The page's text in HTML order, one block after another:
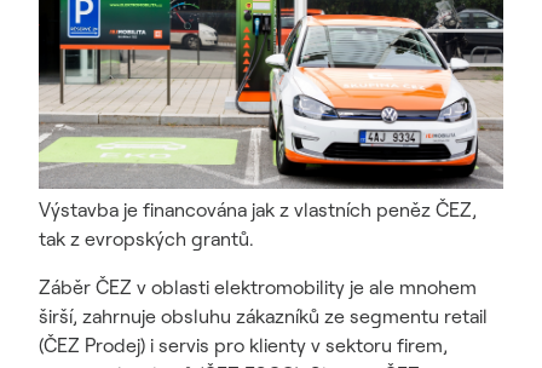
Výstavba je financována jak z vlastních peněz ČEZ,
tak z evropských grantů.
Záběr ČEZ v oblasti elektromobility je ale mnohem
širší, zahrnuje obsluhu zákazníků ze segmentu retail
(ČEZ Prodej) i servis pro klienty v sektoru firem,